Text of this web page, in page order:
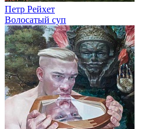
Петр Рейхет
Волосатый суп